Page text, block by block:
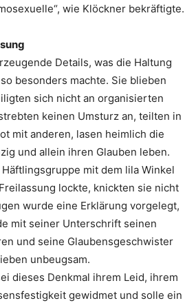
wie Klöckner bekräftigte.
Details, was die Haltung
besonders machte. Sie blieben
sich nicht an organisierten
keinen Umsturz an, teilten in
mit anderen, lasen heimlich die
und allein ihren Glauben leben.
mit dem lila Winkel
lockte, knickten sie nicht
wurde eine Erklärung vorgelegt,
mit seiner Unterschrift seinen
und seine Glaubensgeschwister
unbeugsam.
dieses Denkmal ihrem Leid, ihrem
gewidmet und solle ein